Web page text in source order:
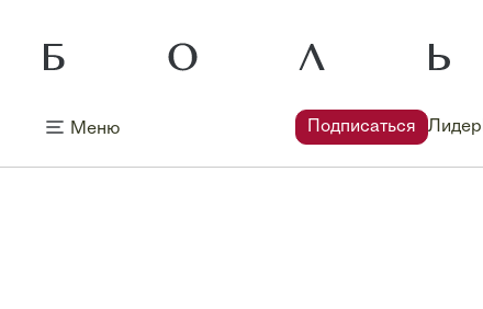
Меню Подписаться Лидер